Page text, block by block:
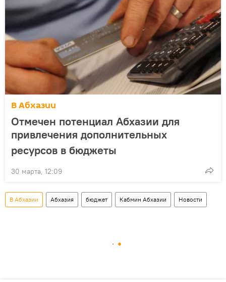
В Абхазии
Отмечен потенциал Абхазии для
привлечения дополнительных
ресурсов в бюджеты
30 марта, 12:09
В Абхазии Абхазия бюджет Кабмин Абхазии Новости